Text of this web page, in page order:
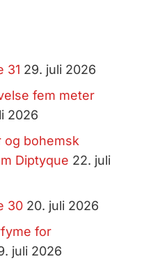
31 29. juli 2026
fem meter
2026
og bohemsk
Diptyque 22. juli
30 20. juli 2026
for
juli 2026